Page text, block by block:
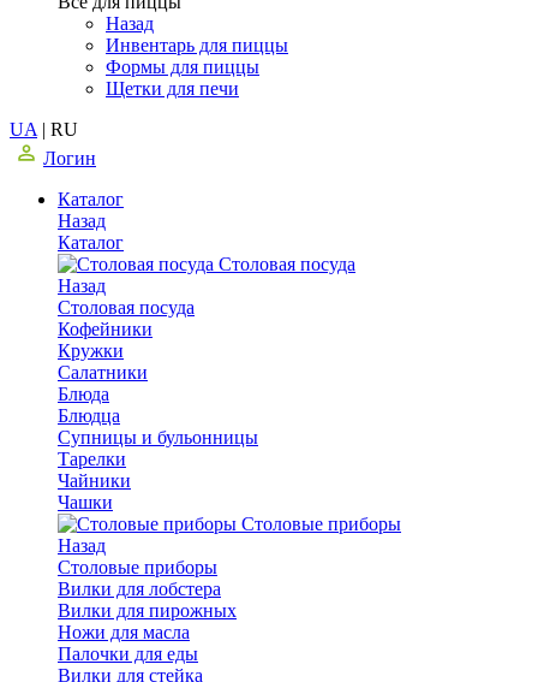
Назад
Инвентарь для пиццы
Формы для пиццы
Щетки для печи
UA | RU
Логин
Каталог
Назад
Каталог
Столовая посуда
Назад
Столовая посуда
Кофейники
Кружки
Салатники
Блюда
Блюдца
Супницы и бульонницы
Тарелки
Чайники
Чашки
Cтоловые приборы
Назад
Cтоловые приборы
Вилки для лобстера
Вилки для пирожных
Ножи для масла
Палочки для еды
Вилки для стейка